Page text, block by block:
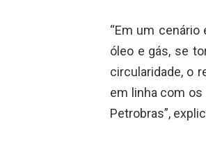
“Em um
óleo e gás, se
circularidade, o
em linha com
Petrobras”,